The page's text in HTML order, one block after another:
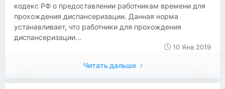
кодекс РФ о предоставлении работникам времени для
прохождения диспансеризации. Данная норма
устанавливает, что работники для прохождения
диспансеризации...
10 Янв 2019
Читать дальше